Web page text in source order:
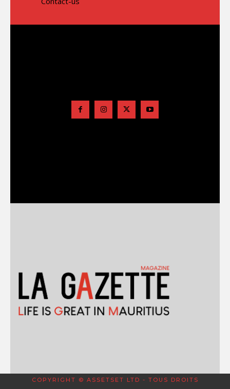
COPYRIGHT © ASSETSET LTD - TOUS DROITS